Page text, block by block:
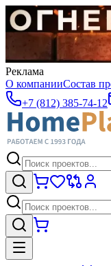
Реклама
О компанииСостав
+7 (812) 385-74-12